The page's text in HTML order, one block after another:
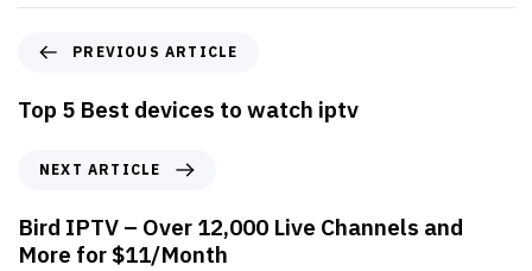
PREVIOUS ARTICLE
Top 5 Best devices to watch iptv
NEXT ARTICLE
Bird IPTV – Over 12,000 Live Channels and
More for $11/Month